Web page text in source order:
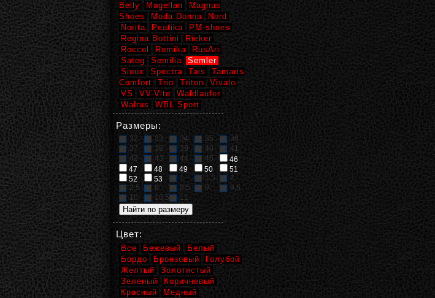
Belly
Magellan
Magnus
Shoes
Moda Donna
Nord
Norita
Peatika
PM-shoes
Regina Bottini
Rieker
Roccol
Romika
RusAri
Sateg
Semilia
Semler
Sioux
Spectra Tais
Tamaris
Comfort
Trio Triton
Vivalo
VS
VV-Vito
Waldlaufer
Walrus
WBL Sport
Размеры:
32 33 34 35
36
37
38 39 40
41
42
43 44 45
46
47
48 49 50
51
52
53 1 1,5
2
2,5
8 8,5 9
9,5
10
10,5 11
Цвет:
Все Бежевый
Белый
Бордо
Бронзовый
Голубой
Желтый
Золотистый
Зеленый
Коричневый
Красный
Медный